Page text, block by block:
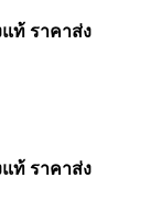
ท้ ราคาส่ง
ท้ ราคาส่ง